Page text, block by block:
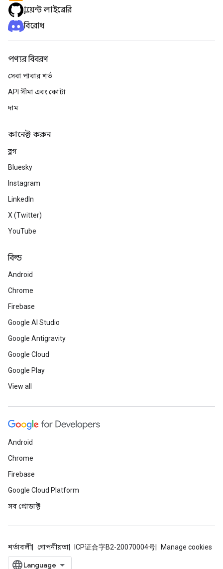
ক্লায়েন্ট লাইব্রেরি
বিরোধ
পণ্যর বিবরণ
সেবা পাবার শর্ত
API সীমা এবং কোটা
দাম
কানেক্ট করুন
ব্লগ
Bluesky
Instagram
LinkedIn
X (Twitter)
YouTube
বিল্ড
Android
Chrome
Firebase
Google AI Studio
Google Antigravity
Google Cloud
Google Play
View all
Android
Chrome
Firebase
Google Cloud Platform
সব প্রোডাক্ট
শর্তাবলী গোপনীয়তা ICP证合字B2-20070004号 Manage cookies